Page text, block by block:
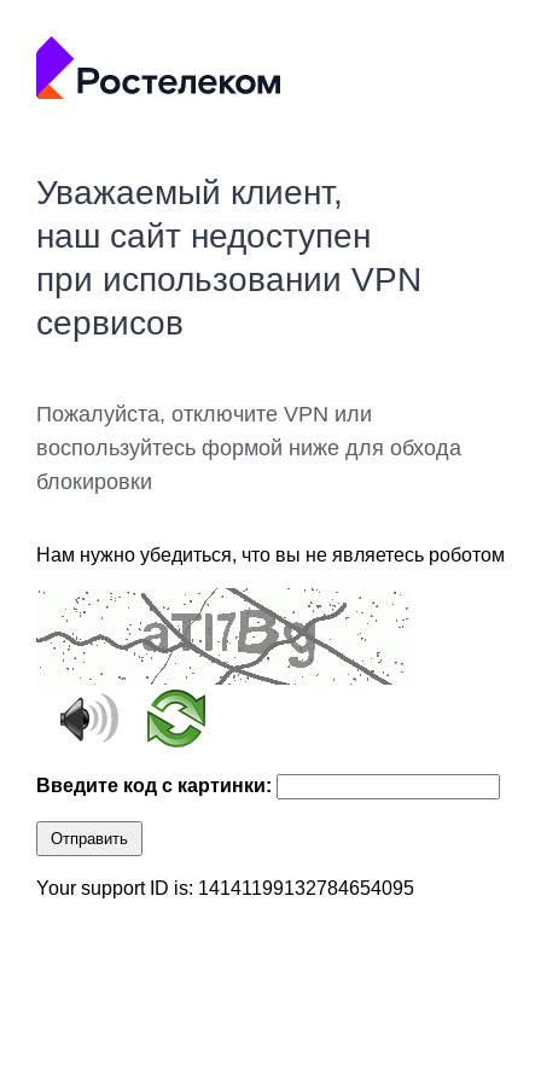
Уважаемый клиент,
наш сайт недоступен
при использовании VPN
сервисов
Пожалуйста, отключите VPN или
воспользуйтесь формой ниже для обхода
блокировки
Нам нужно убедиться, что вы не являетесь роботом
Введите код с картинки:
Отправить
Your support ID is: 14141199132784654095